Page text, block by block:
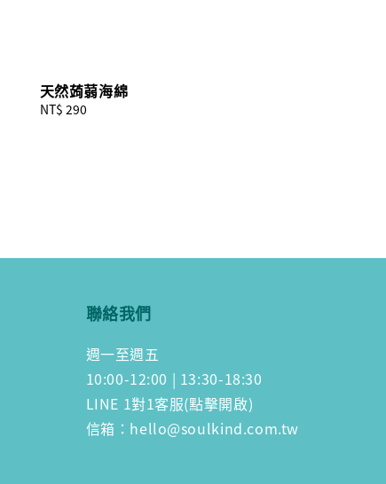
天然蒟蒻海綿
Regular
NT$ 290
聯絡我們
週一至週五
10:00-12:00 | 13:30-18:30
LINE 1對1客服(點擊開啟)
信箱：hello@soulkind.com.tw